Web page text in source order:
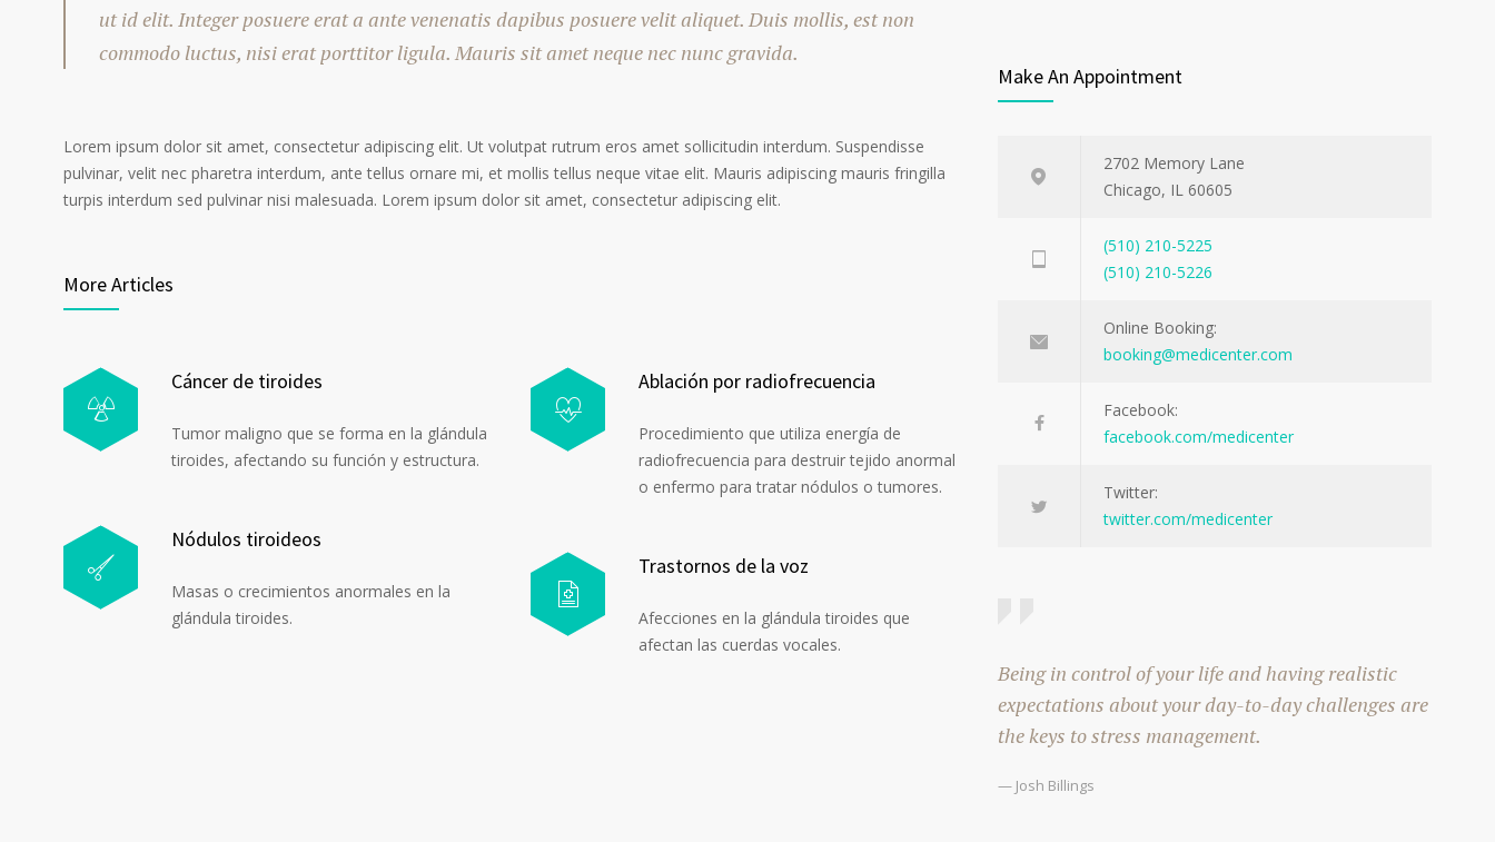
ut id elit. Integer posuere erat a ante venenatis dapibus posuere velit aliquet. Duis mollis, est non
commodo luctus, nisi erat porttitor ligula. Mauris sit amet neque nec nunc gravida.
Lorem ipsum dolor sit amet, consectetur adipiscing elit. Ut volutpat rutrum eros amet sollicitudin interdum. Suspendisse
pulvinar, velit nec pharetra interdum, ante tellus ornare mi, et mollis tellus neque vitae elit. Mauris adipiscing mauris fringilla
turpis interdum sed pulvinar nisi malesuada. Lorem ipsum dolor sit amet, consectetur adipiscing elit.
More Articles
Cáncer de tiroides
Tumor maligno que se forma en la glándula
tiroides, afectando su función y estructura.
Nódulos tiroideos
Masas o crecimientos anormales en la
glándula tiroides.
Ablación por radiofrecuencia
Procedimiento que utiliza energía de
radiofrecuencia para destruir tejido anormal
o enfermo para tratar nódulos o tumores.
Trastornos de la voz
Afecciones en la glándula tiroides que
afectan las cuerdas vocales.
Make An Appointment
2702 Memory Lane
Chicago, IL 60605
(510) 210-5225
(510) 210-5226
Online Booking:
booking@medicenter.com
Facebook:
facebook.com/medicenter
Twitter:
twitter.com/medicenter
Being in control of your life and having realistic
expectations about your day-to-day challenges are
the keys to stress management.
— Josh Billings